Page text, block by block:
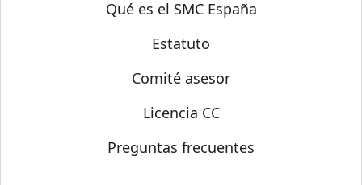
Qué es el SMC España
Estatuto
Comité asesor
Licencia CC
Preguntas frecuentes